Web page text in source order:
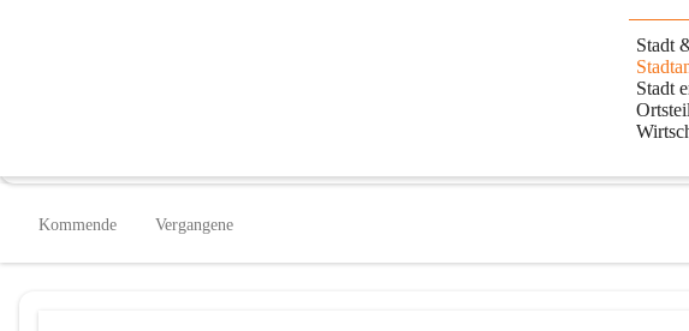
Stadt
Stadt
Kommende Vergangene